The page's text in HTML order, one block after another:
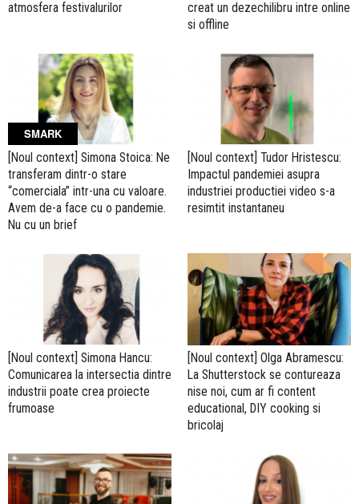
atmosfera festivalurilor
creat un dezechilibru intre online
si offline
SMARK
[Noul context] Simona Stoica: Ne
transferam dintr-o stare
“comerciala” intr-una cu valoare.
Avem de-a face cu o pandemie.
Nu cu un brief
[Noul context] Tudor Hristescu:
Impactul pandemiei asupra
industriei productiei video s-a
resimtit instantaneu
[Noul context] Simona Hancu:
Comunicarea la intersectia dintre
industrii poate crea proiecte
frumoase
[Noul context] Olga Abramescu:
La Shutterstock se contureaza
nise noi, cum ar fi content
educational, DIY cooking si
bricolaj